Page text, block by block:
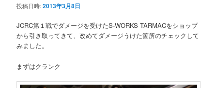
投稿日時:2013年3月8日
JCRC第１戦でダメージを受けたS-WORKS TARMACをショップ
から引き取ってきて、改めてダメージうけた箇所のチェックして
みました。
まずはクランク